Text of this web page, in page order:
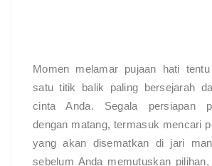
Momen melamar pujaan hati
satu titik balik paling bersejarah
cinta Anda. Segala persiapan
dengan matang, termasuk mencari
yang akan disematkan di jari
sebelum Anda memutuskan